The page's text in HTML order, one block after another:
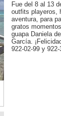
Fue del 8 al 13
outfits playeros,
aventura, para
gratos
guapa Daniela
García.
922-02-99 y 922-